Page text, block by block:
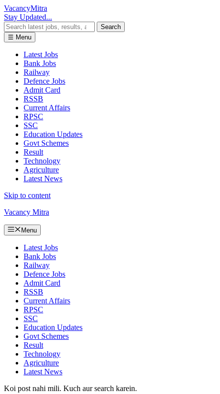
VacancyMitra
Stay Updated...
Search
☰ Menu
Latest Jobs
Bank Jobs
Railway
Defence Jobs
Admit Card
RSSB
Current Affairs
RPSC
SSC
Education Updates
Govt Schemes
Result
Technology
Agriculture
Latest News
Skip to content
Vacancy Mitra
Menu
Latest Jobs
Bank Jobs
Railway
Defence Jobs
Admit Card
RSSB
Current Affairs
RPSC
SSC
Education Updates
Govt Schemes
Result
Technology
Agriculture
Latest News
Koi post nahi mili. Kuch aur search karein.